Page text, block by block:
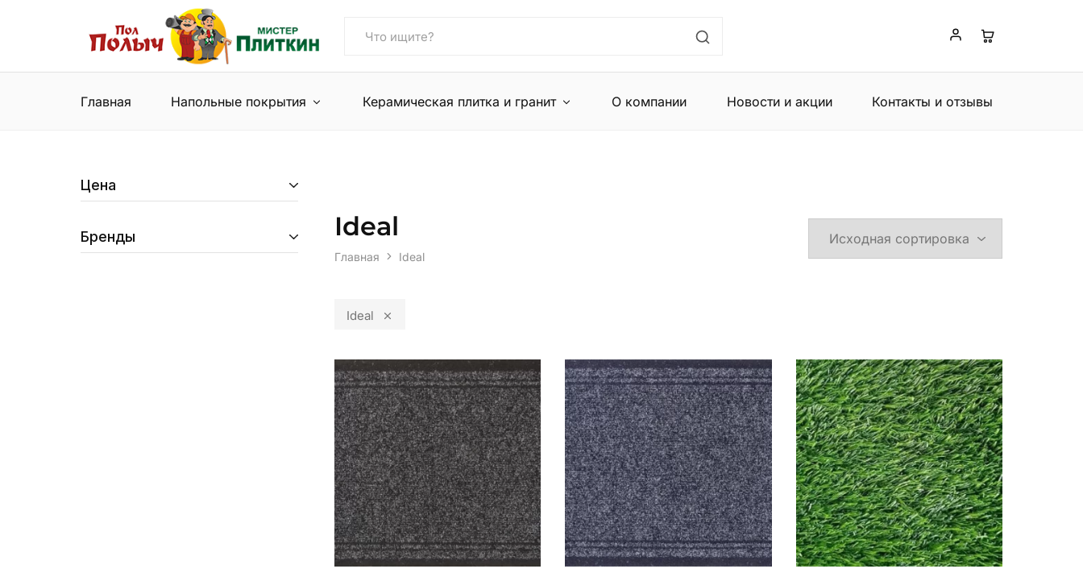
Пол
Полыч
Плиткин
Сеть
магазинов
и
керамической
Главная Напольные покрытия Керамическая плитка и гранит О компании Новости и акции Контакты и отзывы
Ideal
Главная Ideal
Ideal
Цена
Бренды